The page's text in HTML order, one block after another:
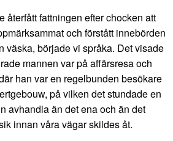
återfått fattningen efter chocken att
och förstått innebörden
väska, började vi språka. Det visade
mannen var på affärsresa och
han var en regelbunden besökare
på vilken det stundade en
avhandla än det ena och än det
innan våra vägar skildes åt.